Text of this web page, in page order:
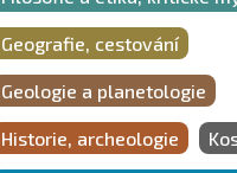
Geografie, cestování
Geologie a planetologie
Historie, archeologie